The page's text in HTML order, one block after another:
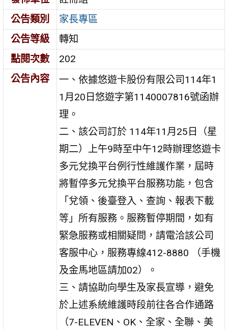
公告類別
家長專區
公告等級
轉知
點閱次數
202
公告內容
一、依據悠遊卡股份有限公司114年1
1月20日悠遊字第1140007816號函辦
理。
二、該公司訂於 114年11月25日（星
期二）上午9時至中午12時辦理悠遊卡
多元兌換平台例行性維護作業，屆時
將暫停多元兌換平台服務功能，包含
「兌領、後臺登入、查詢、報表下載
等」所有服務。服務暫停期間，如有
緊急服務或相關疑問，請電洽該公司
客服中心，服務專線412-8880 （手機
及金馬地區請加02）。
三、請協助向學生及家長宣導，避免
於上述系統維護時段前往各合作通路
（7-ELEVEN、OK、全家、全聯、美